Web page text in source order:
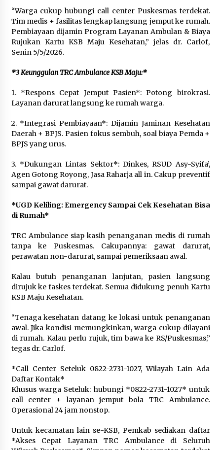
“Warga cukup hubungi call center Puskesmas terdekat.
Tim medis + fasilitas lengkap langsung jemput ke rumah.
Pembiayaan dijamin Program Layanan Ambulan & Biaya
Rujukan Kartu KSB Maju Kesehatan,” jelas dr. Carlof,
Senin 5/5/2026.
*3 Keunggulan TRC Ambulance KSB Maju:*
1. *Respons Cepat Jemput Pasien*: Potong birokrasi.
Layanan darurat langsung ke rumah warga.
2. *Integrasi Pembiayaan*: Dijamin Jaminan Kesehatan
Daerah + BPJS. Pasien fokus sembuh, soal biaya Pemda +
BPJS yang urus.
3. *Dukungan Lintas Sektor*: Dinkes, RSUD Asy-Syifa’,
Agen Gotong Royong, Jasa Raharja all in. Cakup preventif
sampai gawat darurat.
*UGD Keliling: Emergency Sampai Cek Kesehatan Bisa
di Rumah*
TRC Ambulance siap kasih penanganan medis di rumah
tanpa ke Puskesmas. Cakupannya: gawat darurat,
perawatan non-darurat, sampai pemeriksaan awal.
Kalau butuh penanganan lanjutan, pasien langsung
dirujuk ke faskes terdekat. Semua didukung penuh Kartu
KSB Maju Kesehatan.
“Tenaga kesehatan datang ke lokasi untuk penanganan
awal. Jika kondisi memungkinkan, warga cukup dilayani
di rumah. Kalau perlu rujuk, tim bawa ke RS/Puskesmas,”
tegas dr. Carlof.
*Call Center Seteluk 0822-2731-1027, Wilayah Lain Ada
Daftar Kontak*
Khusus warga Seteluk: hubungi *0822-2731-1027* untuk
call center + layanan jemput bola TRC Ambulance.
Operasional 24 jam nonstop.
Untuk kecamatan lain se-KSB, Pemkab sediakan daftar
*Akses Cepat Layanan TRC Ambulance di Seluruh